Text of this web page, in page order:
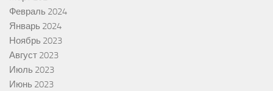
Февраль 2024
Январь 2024
Ноябрь 2023
Август 2023
Июль 2023
Июнь 2023